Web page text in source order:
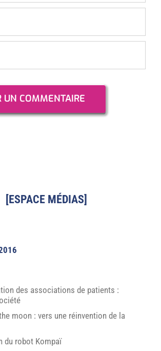
[ESPACE MÉDIAS]
des associations de patients :
moon : vers une réinvention de la
du robot Kompaï